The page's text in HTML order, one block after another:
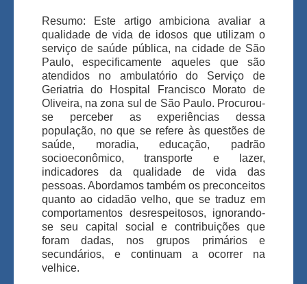
Resumo: Este artigo ambiciona avaliar a
qualidade de vida de idosos que utilizam o
serviço de saúde pública, na cidade de São
Paulo, especificamente aqueles que são
atendidos no ambulatório do Serviço de
Geriatria do Hospital Francisco Morato de
Oliveira, na zona sul de São Paulo. Procurou-
se perceber as experiências dessa
população, no que se refere às questões de
saúde, moradia, educação, padrão
socioeconômico, transporte e lazer,
indicadores da qualidade de vida das
pessoas. Abordamos também os preconceitos
quanto ao cidadão velho, que se traduz em
comportamentos desrespeitosos, ignorando-
se seu capital social e contribuições que
foram dadas, nos grupos primários e
secundários, e continuam a ocorrer na
velhice.